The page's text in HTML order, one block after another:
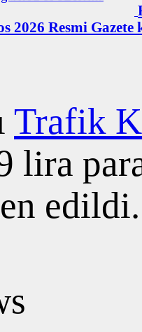
2026 Resmi
Trafik
lira
edildi.